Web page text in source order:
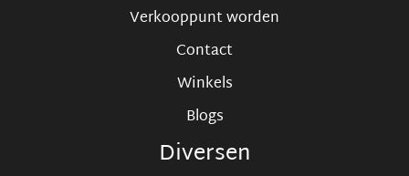
Verkooppunt worden
Contact
Winkels
Blogs
Diversen